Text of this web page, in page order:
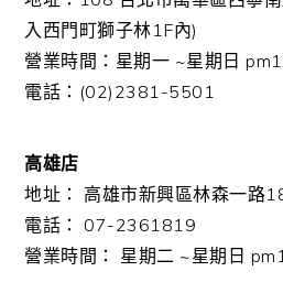
入西門町獅子林1F內)
營業時間：星期一 ~星期日
電話：(02)2381-5501
高雄店
地址： 高雄市新興區林森一路
電話： 07-2361819
營業時間： 星期二 ~星期日